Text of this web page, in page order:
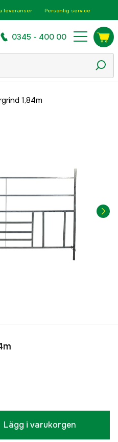
leveranser Personlig service
0345 - 400 00
1,84m
Lägg i varukorgen